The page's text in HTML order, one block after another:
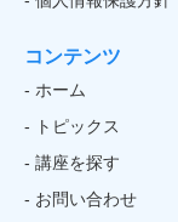
コンテンツ
- ホーム
- トピックス
- 講座を探す
- お問い合わせ